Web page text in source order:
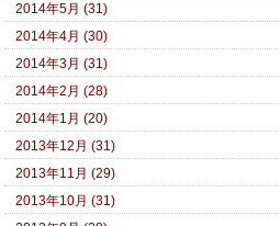
2014年5月 (31)
2014年4月 (30)
2014年3月 (31)
2014年2月 (28)
2014年1月 (20)
2013年12月 (31)
2013年11月 (29)
2013年10月 (31)